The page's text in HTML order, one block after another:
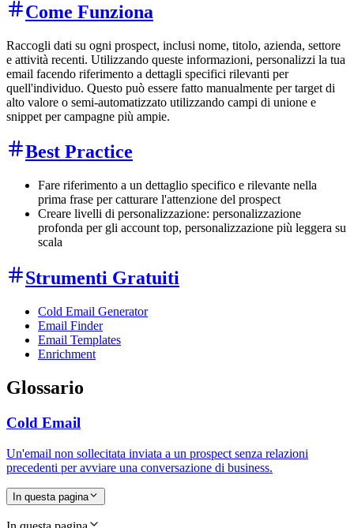
Come Funziona
Raccogli dati su ogni prospect, inclusi nome, titolo, azienda, settore
e attività recenti. Utilizzando queste informazioni, personalizzi la tua
email facendo riferimento a dettagli specifici rilevanti per
quell'individuo. Questo può essere fatto manualmente per target di
alto valore o semi-automatizzato utilizzando campi di unione e
snippet per campagne più ampie.
Best Practice
Fare riferimento a un dettaglio specifico e rilevante nella
prima frase per catturare l'attenzione del prospect
Creare livelli di personalizzazione: personalizzazione
profonda per gli account top, personalizzazione più leggera su
scala
Strumenti Gratuiti
Cold Email Generator
Email Finder
Email Templates
Enrichment
Glossario
Cold Email
Un'email non sollecitata inviata a un prospect senza relazioni
precedenti per avviare una conversazione di business.
In questa pagina